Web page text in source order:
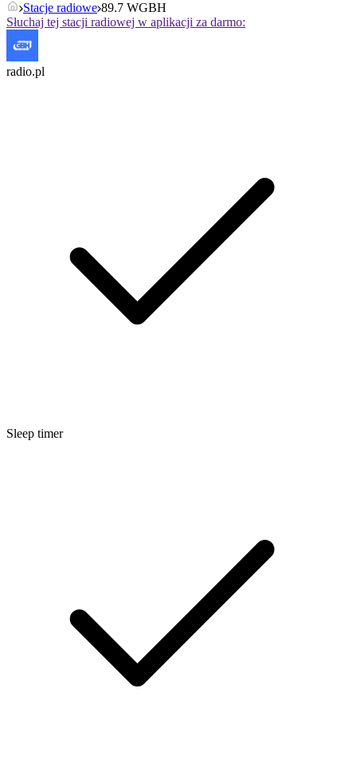
Stacje radiowe 89.7 WGBH
Słuchaj tej stacji radiowej w aplikacji za darmo:
radio.pl
Sleep timer